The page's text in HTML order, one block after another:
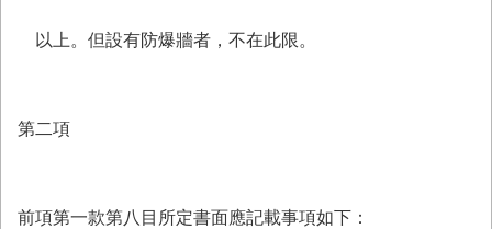
以上。但設有防爆牆者，不在此限。
第二項
前項第一款第八目所定書面應記載事項如下：